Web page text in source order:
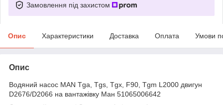
Замовлення під захистом
Опис Характеристики Доставка Оплата Умови
Опис
Водяний насос MAN Tga, Tgs, Tgx, F90, Tgm L2000 двигун
D2676/D2066 на вантажівку Ман 51065006642